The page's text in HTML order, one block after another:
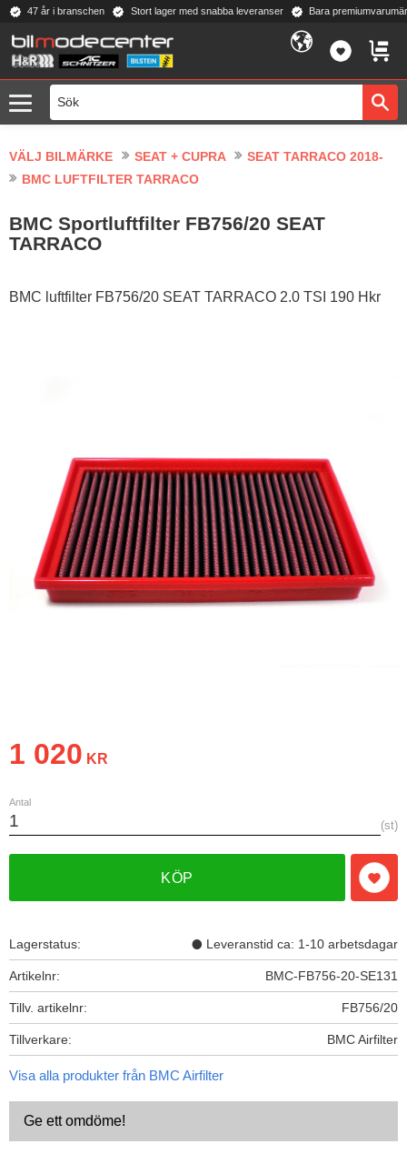
Meny
47 år i branschen Stort lager med snabba leveranser Bara
VÄLJ BILMÄRKE SEAT + CUPRA
SEAT TARRACO 2018-
BMC LUFTFILTER TARRACO
BMC Sportluftfilter FB756/20 SEAT
TARRACO
BMC luftfilter FB756/20 SEAT TARRACO 2.0 TSI 190 Hkr
1 020 KR
Antal
st
KÖP
Lagerstatus Leveranstid ca: 1-10 arbetsdagar
Artikelnr BMC-FB756-20-SE131
Tillv. artikelnr FB756/20
Tillverkare BMC Airfilter
Visa alla produkter från BMC Airfilter
Ge ett omdöme!